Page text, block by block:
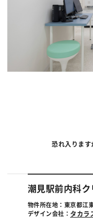
恐れ入ります
潮見駅前内科ク
物件所在地：東京都江
デザイン会社： タカラ